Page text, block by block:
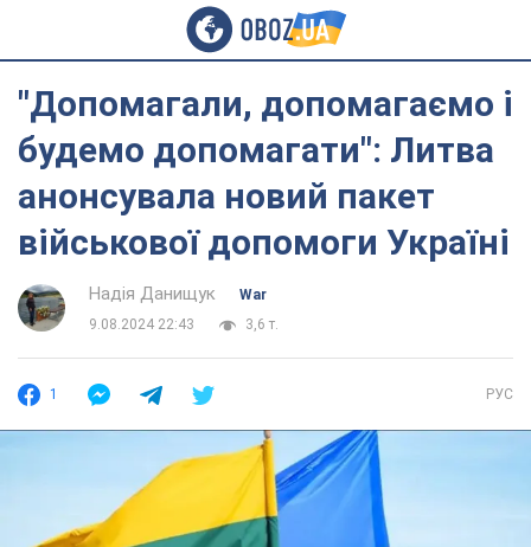
"Допомагали, допомагаємо і
будемо допомагати": Литва
анонсувала новий пакет
військової допомоги Україні
Надія Данищук
War
9.08.2024 22:43
3,6 т.
1 РУС